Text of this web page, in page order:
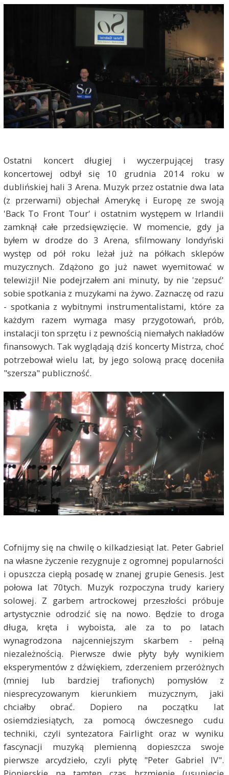
Ostatni koncert długiej i wyczerpującej trasy
koncertowej odbył się 10 grudnia 2014 roku w
dublińskiej hali 3 Arena. Muzyk przez ostatnie dwa lata
(z przerwami) objechał Amerykę i Europę ze swoją
'Back To Front Tour' i ostatnim występem w Irlandii
zamknął całe przedsięwzięcie. W momencie, gdy ja
byłem w drodze do 3 Arena, sfilmowany londyński
występ od pół roku leżał już na półkach sklepów
muzycznych. Zdążono go już nawet wyemitować w
telewizji! Nie podejrzałem ani minuty, by nie 'zepsuć'
sobie spotkania z muzykami na żywo. Zaznaczę od razu
- spotkania z wybitnymi instrumentalistami, które za
każdym razem wymaga masy przygotowań, prób,
instalacji ton sprzętu i z pewnością niemałych nakładów
finansowych. Tak wyglądają dziś koncerty Mistrza, choć
potrzebował wielu lat, by jego solową pracę doceniła
"szersza" publiczność.
Cofnijmy się na chwilę o kilkadziesiąt lat. Peter Gabriel
na własne życzenie rezygnuje z ogromnej popularności
i opuszcza ciepłą posadę w znanej grupie Genesis. Jest
połowa lat 70tych. Muzyk rozpoczyna trudy kariery
solowej. Z garbem artrockowej przeszłości próbuje
artystycznie odrodzić się na nowo. Będzie to droga
długa, kręta i wyboista, ale za to po latach
wynagrodzona najcenniejszym skarbem - pełną
niezależnością. Pierwsze dwie płyty były wynikiem
eksperymentów z dźwiękiem, zderzeniem przeróżnych
(mniej lub bardziej trafionych) pomysłów z
niesprecyzowanym kierunkiem muzycznym, jaki
chciałby obrać. Dopiero na początku lat
osiemdziesiątych, za pomocą ówczesnego cudu
techniki, czyli syntezatora Fairlight oraz w wyniku
fascynacji muzyką plemienną dopieszcza swoje
pierwsze arcydzieło, czyli płytę "Peter Gabriel IV".